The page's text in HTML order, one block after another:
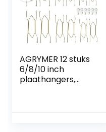
AGRYMER 12 stuks
6/8/10 inch
plaathangers,